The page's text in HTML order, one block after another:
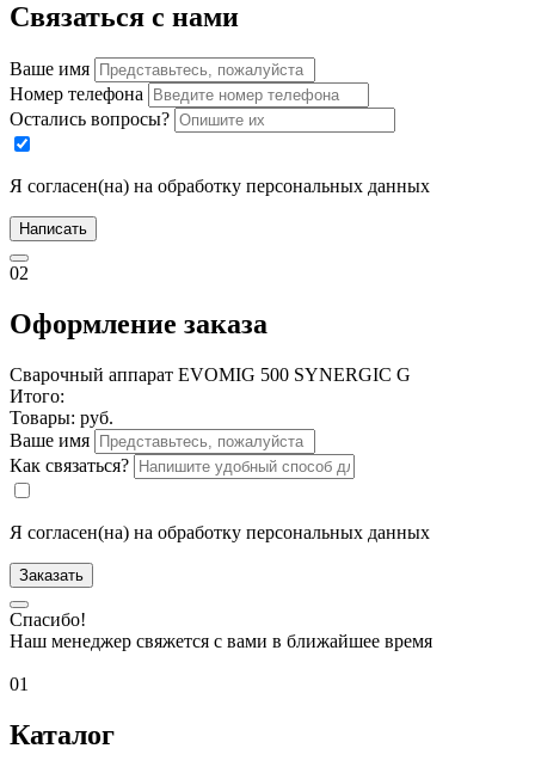
Связаться с нами
Ваше имя
Номер телефона
Остались вопросы?
Я согласен(на) на обработку персональных данных
Написать
02
Оформление заказа
Сварочный аппарат EVOMIG 500 SYNERGIC G
Итого:
Товары: руб.
Ваше имя
Как связаться?
Я согласен(на) на обработку персональных данных
Заказать
Спасибо!
Наш менеджер свяжется с вами в ближайшее время
01
Каталог